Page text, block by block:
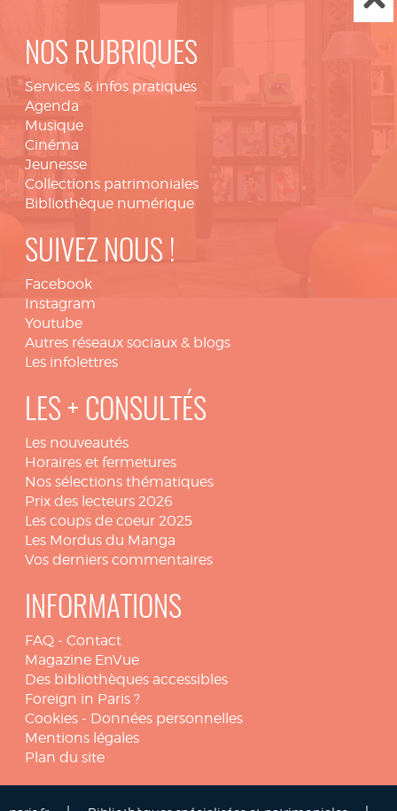
NOS RUBRIQUES
Services & infos pratiques
Agenda
Musique
Cinéma
Jeunesse
Collections patrimoniales
Bibliothèque numérique
SUIVEZ NOUS !
Facebook
Instagram
Youtube
Autres réseaux sociaux & blogs
Les infolettres
LES + CONSULTÉS
Les nouveautés
Horaires et fermetures
Nos sélections thématiques
Prix des lecteurs 2026
Les coups de coeur 2025
Les Mordus du Manga
Vos derniers commentaires
INFORMATIONS
FAQ - Contact
Magazine EnVue
Des bibliothèques accessibles
Foreign in Paris ?
Cookies - Données personnelles
Mentions légales
Plan du site